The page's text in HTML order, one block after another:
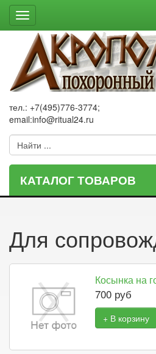
Toggle
navigation
тел.: +7(495)776-3774;
email:info@ritual24.ru
КАТАЛОГ ТОВАРОВ
Для
Косынка на
700 руб
+ В корзину